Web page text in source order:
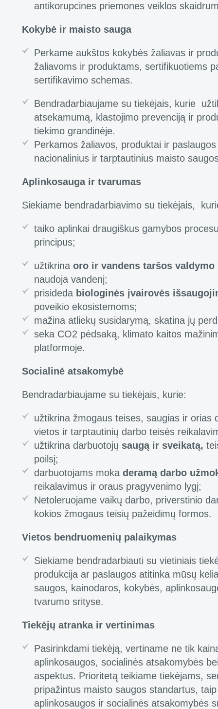
antikorupcines priemones veiklos
Kokybė ir maisto sauga
Perkame aukštos kokybės žaliavas ir
žaliavoms ir produktams, sertifikuotiems
sertifikavimo schemas.
Bendradarbiaujame su tiekėjais, kurie
atsekamumą, klastojimo prevenciją ir
tiekimo grandinėje.
Perkamos žaliavos, produktai ir
nacionalinius ir tarptautinius maisto
Aplinkosauga ir tvarumas
Siekiame bendradarbiavimo su tiekėjais,
taiko aplinkai draugiškus gamybos
principus;
užtikrina oro ir vandens taršos valdymo
naudoja vandenį;
prisideda biologinės įvairovės
poveikio ekosistemoms;
mažina atliekų susidarymą, skatina jų
seka CO2 pėdsaką, klimato kaitos
platformoje.
Socialinė atsakomybė
Bendradarbiaujame su tiekėjais, kurie:
užtikrina žmogaus teises, saugias ir orias
vietos ir tarptautinių darbo teisės
užtikrina darbuotojų saugą ir sveikatą,
poilsį;
darbuotojams moka deramą darbo
reikalavimus ir oraus pragyvenimo lygį;
Netoleruojame vaikų darbo, priverstinio
kokios žmogaus teisių pažeidimų formos.
Vietos bendruomenių palaikymas
Siekiame bendradarbiauti su vietiniais
produkcija ar paslaugos atitinka mūsų
saugos, kainodaros, kokybės,
tvarumo srityse.
Tiekėjų atranka ir vertinimas
Pasirinkdami tiekėją, vertiname ne tik
aplinkosaugos, socialinės atsakomybės
aspektus. Prioritetą teikiame tiekėjams,
pripažintus maisto saugos standartus,
aplinkosaugos ir socialinės atsakomybės